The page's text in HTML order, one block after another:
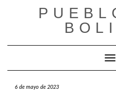
6 de mayo de 2023